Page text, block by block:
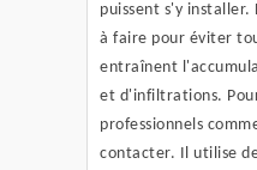
puissent s'y
à faire pour éviter
entraînent
et d'infiltrations.
professionnels
contacter. Il utilise